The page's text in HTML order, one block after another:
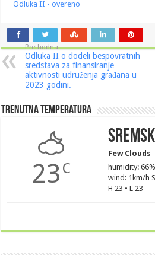
Odluka II - overeno
Prethodna
Odluka II o dodeli bespovratnih
sredstava za finansiranje
aktivnosti udruženja građana u
2023 godini.
Trenutna Temperatura
23 C
Few Clouds
humidity: 66%
wind: 1km/h
H 23 • L 23